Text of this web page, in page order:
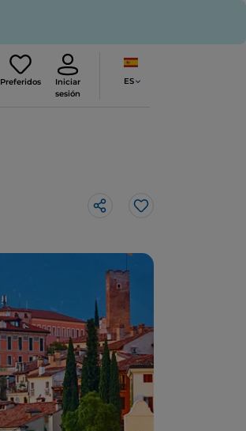
Preferidos
Iniciar
sesión
ES
Me gusta